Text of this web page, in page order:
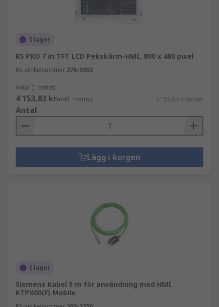
I lager
RS PRO 7 in TFT LCD Pekskärm-HMI, 800 x 480 pixel
RS-artikelnummer 276-5903
Antal (1 enhet)
4 153,83 kr(exkl. moms) 4 153,83 kr/enhet
Antal
Lägg i korgen
I lager
Siemens Kabel 5 m för användning med HMI
KTPX00(F) Mobile